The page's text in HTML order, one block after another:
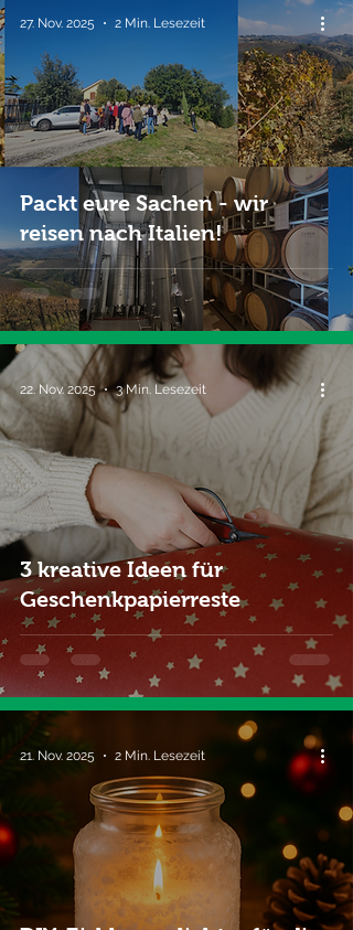
Packt eure Sachen - wir
reisen nach Italien!
27. Nov. 2025 2 Min. Lesezeit
3 kreative Ideen für
Geschenkpapierreste
22. Nov. 2025 3 Min. Lesezeit
21. Nov. 2025 2 Min. Lesezeit